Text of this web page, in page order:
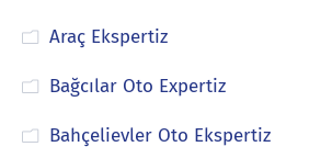
Araç Ekspertiz
Bağcılar Oto Expertiz
Bahçelievler Oto Ekspertiz